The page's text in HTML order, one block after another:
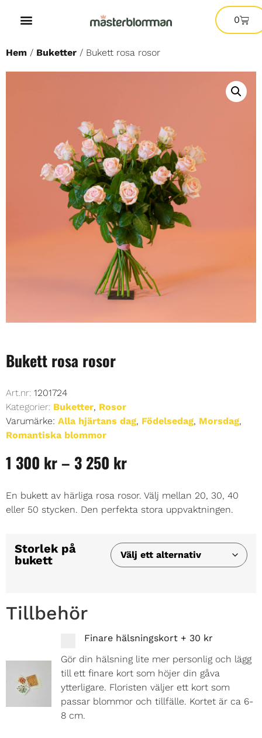
0
Hem / Buketter / Bukett rosa rosor
Bukett rosa rosor
Art.nr: 1201724
Kategorier: Buketter, Rosor
Varumärke: Alla hjärtans dag, Födelsedag, Morsdag,
Romantiska blommor
1 300 kr– 3 250 kr
En bukett av härliga rosa rosor. Välj mellan 20, 30, 40
eller 50 stycken. Den perfekta stora uppvaktningen.
Storlek på
bukett
Tillbehör
Finare hälsningskort + 30 kr
Gör din hälsning lite mer personlig och lägg
till ett finare kort som höjer din gåva
ytterligare. Floristen väljer ett kort som
passar blommor och tillfälle. Kortet är ca 6-
8 cm.